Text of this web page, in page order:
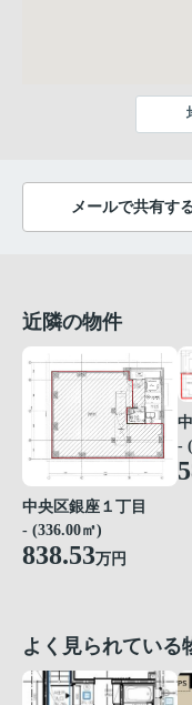
メールで共有す
近隣の物件
中央区銀座１丁目
- (336.00㎡)
838.53万円
-
よく見られている